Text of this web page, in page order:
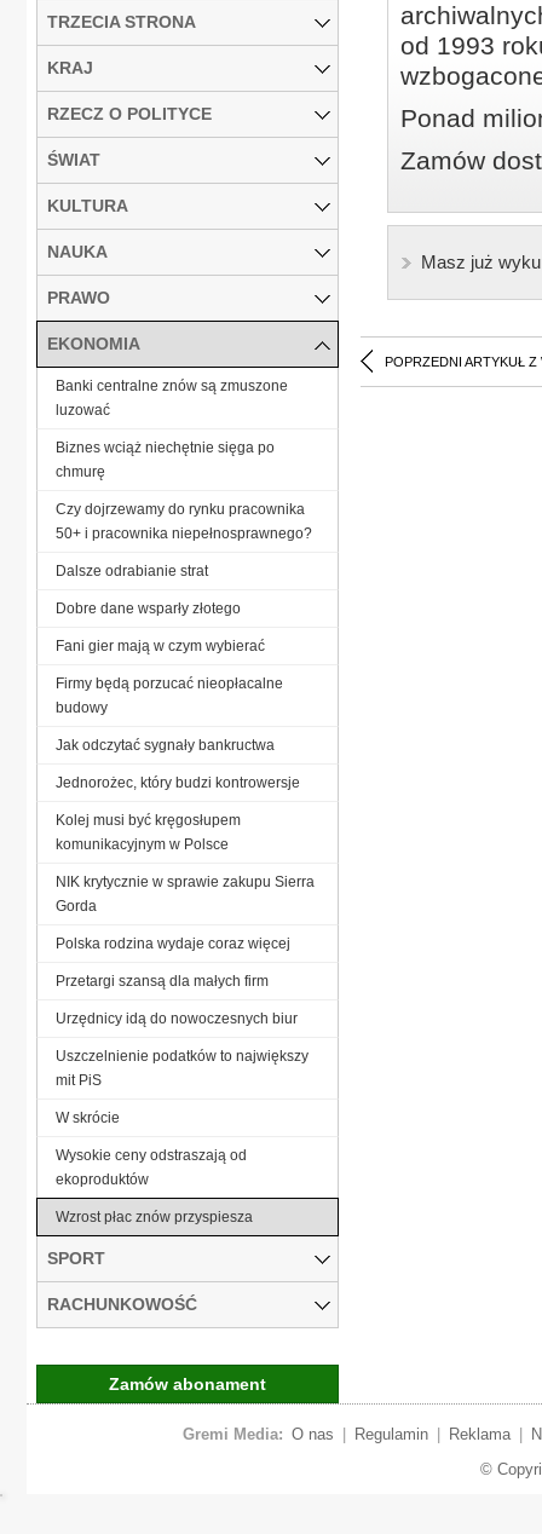
od 1993
Ponad
Zamów
Masz już
POPRZEDNI ARTYKUŁ Z
TRZECIA STRONA
KRAJ
RZECZ O POLITYCE
ŚWIAT
KULTURA
NAUKA
PRAWO
EKONOMIA
Banki centralne znów są zmuszone
luzować
Biznes wciąż niechętnie sięga po
chmurę
Czy dojrzewamy do rynku pracownika
50+ i pracownika niepełnosprawnego?
Dalsze odrabianie strat
Dobre dane wsparły złotego
Fani gier mają w czym wybierać
Firmy będą porzucać nieopłacalne
budowy
Jak odczytać sygnały bankructwa
Jednorożec, który budzi kontrowersje
Kolej musi być kręgosłupem
komunikacyjnym w Polsce
NIK krytycznie w sprawie zakupu Sierra
Gorda
Polska rodzina wydaje coraz więcej
Przetargi szansą dla małych firm
Urzędnicy idą do nowoczesnych biur
Uszczelnienie podatków to największy
mit PiS
W skrócie
Wysokie ceny odstraszają od
ekoproduktów
Wzrost płac znów przyspiesza
SPORT
RACHUNKOWOŚĆ
Zamów abonament
Gremi Media: O nas Regulamin Reklama
©